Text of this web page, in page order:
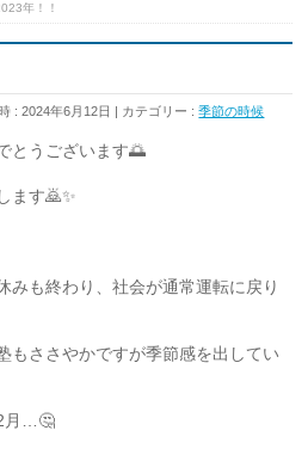
年！！
: 2024年6月12日 カテゴリー :季節の時候
とうございます🌅
ます🙇✨
みも終わり、社会が通常運転に戻り
もささやかですが季節感を出してい
月…🤔